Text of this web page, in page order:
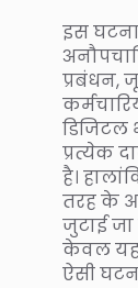
इस
प्रबंधन,
प्रत्येक
है।
तरह के
जुटाई
केवल यह
ऐसी